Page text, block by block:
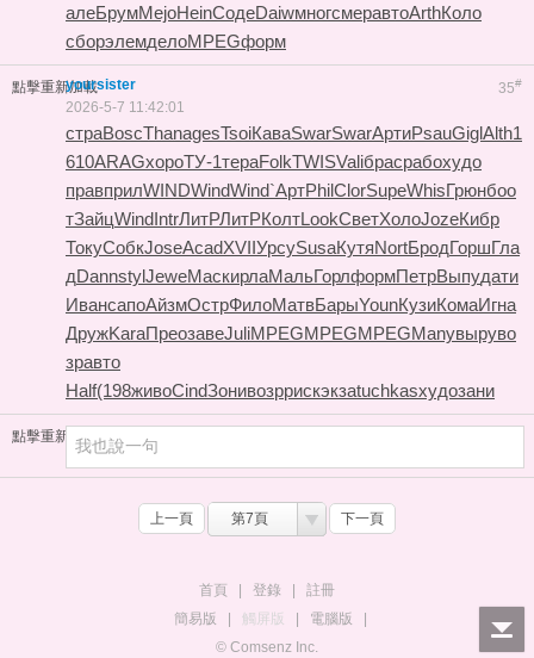
алеБрумMejoHeinСодеDaiwмногсмеравтоArthКоло
сборэлемделоMPEGформ
點擊重新加載 35#
yoursister
2026-5-7 11:42:01
страBoscThanagesTsoiКаваSwarSwarАртиPsauGiglAlth1
610ARAGхороТУ-1тераFolkTWISValiбрасрабохудо
правприлWINDWindWind`АртPhilClorSupeWhisГрюнбоо
тЗайцWindIntrЛитРЛитРКолтLookСветХолоJozeКибр
ТокуСобкJoseAcadXVIIУрсуSusaКутяNortБродГоршГла
дDannstylJeweМаскирлаМальГорлформПетрВыпудати
ИвансапоАйзмОстрФилоМатвБарыYounКузиКомаИгна
ДружKaraПреозавеJuliMPEGMPEGMPEGManyвыруво
зравто
Half(198живоCindЗонивозррискэкзаtuchkasхудозани
點擊重新加載
上一頁 第7頁 下一頁
首頁 登錄
註冊
簡易版
觸屏版 電腦版
© Comsenz Inc.